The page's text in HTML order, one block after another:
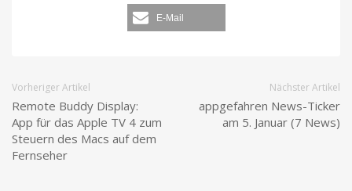
E-Mail
Vorheriger Artikel
Remote Buddy Display:
App für das Apple TV 4 zum
Steuern des Macs auf dem
Fernseher
Nächster Artikel
appgefahren News-Ticker
am 5. Januar (7 News)